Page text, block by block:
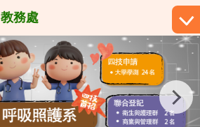
教務處